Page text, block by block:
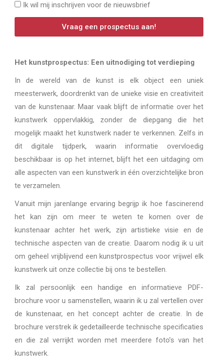
Ik wil mij inschrijven voor de nieuwsbrief
Vraag een prospectus aan!
Het kunstprospectus: Een uitnodiging tot verdieping
In de wereld van de kunst is elk object een uniek
meesterwerk, doordrenkt van de unieke visie en creativiteit
van de kunstenaar. Maar vaak blijft de informatie over het
kunstwerk oppervlakkig, zonder de diepgang die het
mogelijk maakt het kunstwerk nader te verkennen. Zelfs in
dit digitale tijdperk, waarin informatie overvloedig
beschikbaar is op het internet, blijft het een uitdaging om
alle aspecten van een kunstwerk in één overzichtelijke bron
te verzamelen.
Vanuit mijn jarenlange ervaring begrijp ik hoe fascinerend
het kan zijn om meer te weten te komen over de
kunstenaar achter het werk, zijn artistieke visie en de
technische aspecten van de creatie. Daarom nodig ik u uit
om geheel vrijblijvend een kunstprospectus voor vrijwel elk
kunstwerk uit onze collectie bij ons te bestellen.
Ik zal persoonlijk een handige en informatieve PDF-
brochure voor u samenstellen, waarin ik u zal vertellen over
de kunstenaar, en het concept achter de creatie. In de
brochure verstrek ik gedetailleerde technische specificaties
en die zal verrijkt worden met meerdere foto’s van het
kunstwerk.